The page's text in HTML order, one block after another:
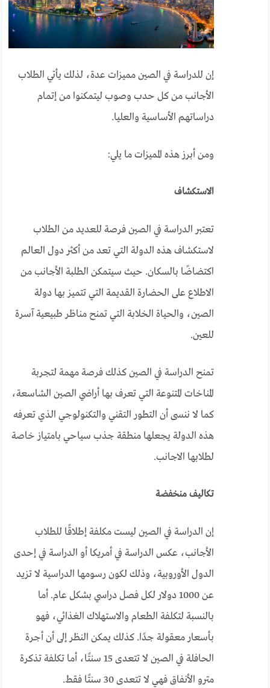
إن للدراسة في الصين مميزات عدة، لذلك يأتي الطلاب
الأجانب من كل حدب وصوب ليتمكنوا من إتمام
دراساتهم الأساسية والعليا.
ومن أبرز هذه المميزات ما يلي:
الاستكشاف
تعتبر الدراسة في الصين فرصة للعديد من الطلاب
لاستكشاف هذه الدولة التي تعد من أكثر دول العالم
اكتضاضًا بالسكان. حيث سيتمكن الطلبة الأجانب من
الاطلاع على الحضارة القديمة التي تتميز بها دولة
الصين، والحياة الخلابة التي تمنح مناظر طبيعية آسرة
للعين.
تمنح الدراسة في الصين كذلك فرصة مهمة لتجربة
المناخات المتنوعة التي تعرف بها أراضي الصين الشاسعة،
كما لا ننسى أن التطور التقني والتكنولوجي الذي تعرفه
هذه الدولة يجعلها منطقة جذب سياحي بامتياز خاصة
لطلابها الاجانب.
تكاليف منخفضة
إن الدراسة في الصين ليست مكلفة إطلاقًا للطلاب
الأجانب، عكس الدراسة في أمريكا أو الدراسة في إحدى
الدول الأوروبية، وذلك لكون رسومها الدراسية لا تزيد
عن 1000 دولار لكل فصل دراسي بشكل عام. أما
بالنسبة لتكلفة الطعام والاستهلاك الغذائي، فهو
بأسعار معقولة جدًا. كذلك يمكن النظر إلى أن أجرة
الحافلة في الصين لا تتعدى 15 سنتًا، أما تكلفة تذكرة
مترو الأنفاق فهي لا تتعدى 30 سنتًا فقط.